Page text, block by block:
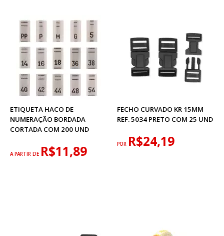
ETIQUETA HACO DE
NUMERAÇÃO BORDADA
CORTADA COM 200 UND
A PARTIR DE R$11,89
FECHO CURVADO KR 15MM
REF. 5034 PRETO COM 25 UND
POR R$24,19